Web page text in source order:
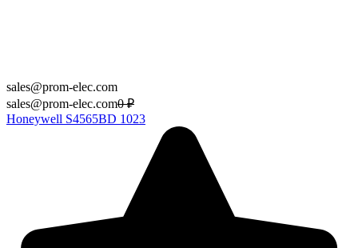
sales@prom-elec.com
sales@prom-elec.com0 ₽
Honeywell S4565BD 1023